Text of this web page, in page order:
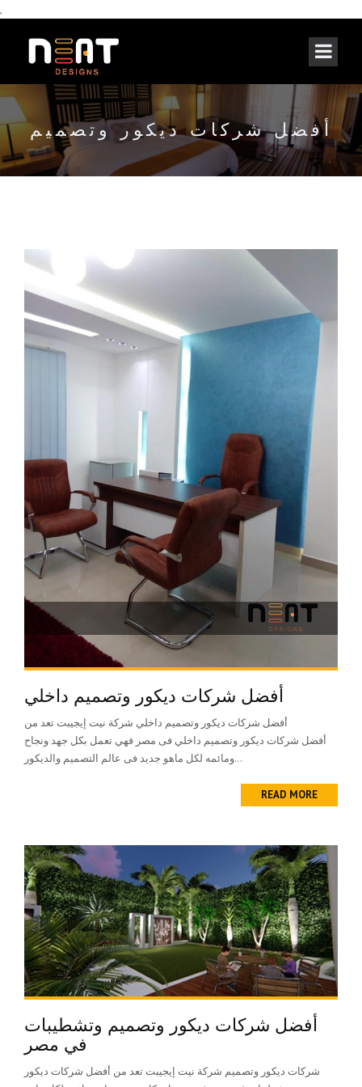
,
أفضل شركات ديكور وتصميم
أفضل شركات ديكور وتصميم داخلي
أفضل شركات ديكور وتصميم داخلي شركة نيت إيجيبت تعد من
أفضل شركات ديكور وتصميم داخلي فى مصر فهي تعمل بكل جهد ونجاح
ومائمه لكل ماهو جديد فى عالم التصميم والديكور...
READ MORE
أفضل شركات ديكور وتصميم وتشطيبات
في مصر
شركات ديكور وتصميم شركة نيت إيجيبت تعد من أفضل شركات ديكور